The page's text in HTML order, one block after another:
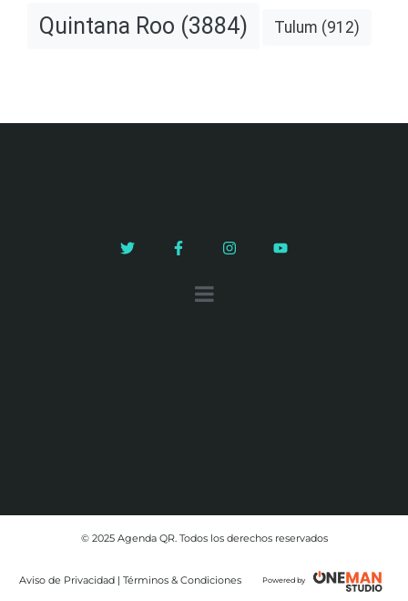
Quintana Roo (3884) Tulum (912)
© 2025 Agenda QR. Todos los derechos reservados
Aviso de Privacidad | Términos & Condiciones Powered by